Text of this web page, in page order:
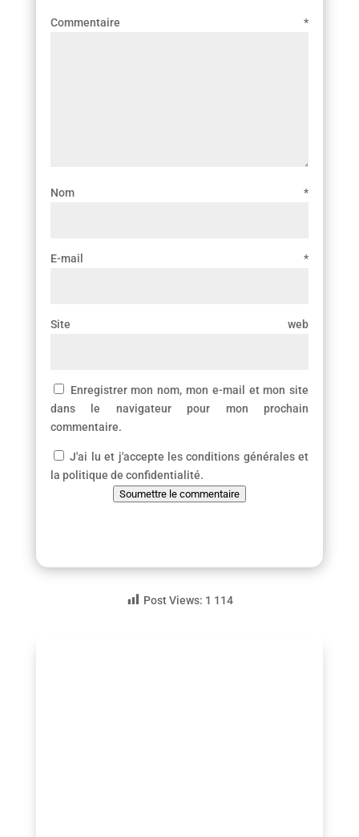
Commentaire*
Nom*
E-mail*
Site web
Enregistrer mon nom, mon e-mail et mon site
dans le navigateur pour mon prochain
commentaire.
J'ai lu et j'accepte les conditions générales et
la politique de confidentialité.
Soumettre le commentaire
Post Views: 1 114